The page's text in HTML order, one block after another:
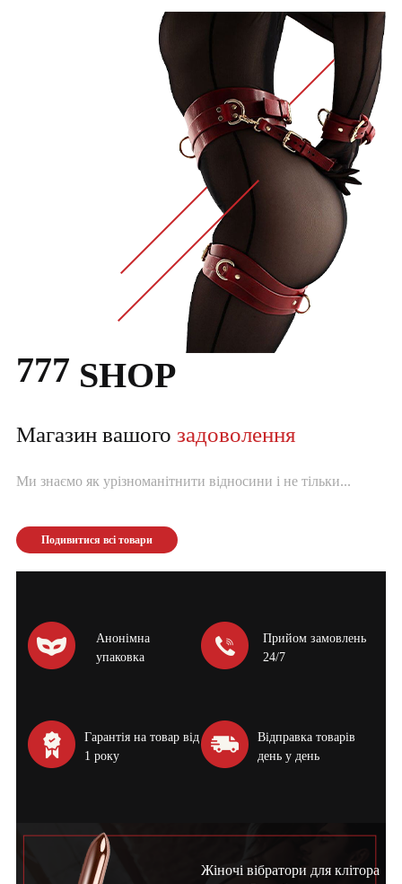
777 SHOP
Магазин вашого задоволення
Ми знаємо як урізноманітнити відносини і не тільки...
Подивитися всі товари
Анонімна
упаковка
Прийом замовлень
24/7
Гарантія на товар від
1 року
Відправка товарів
день у день
Жіночі вібратори для клітора